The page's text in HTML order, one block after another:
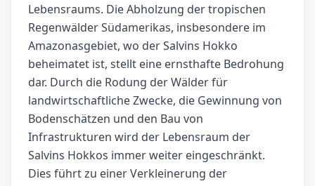
Lebensraums. Die Abholzung der tropischen
Regenwälder Südamerikas, insbesondere im
Amazonasgebiet, wo der Salvins Hokko
beheimatet ist, stellt eine ernsthafte Bedrohung
dar. Durch die Rodung der Wälder für
landwirtschaftliche Zwecke, die Gewinnung von
Bodenschätzen und den Bau von
Infrastrukturen wird der Lebensraum der
Salvins Hokkos immer weiter eingeschränkt.
Dies führt zu einer Verkleinerung der